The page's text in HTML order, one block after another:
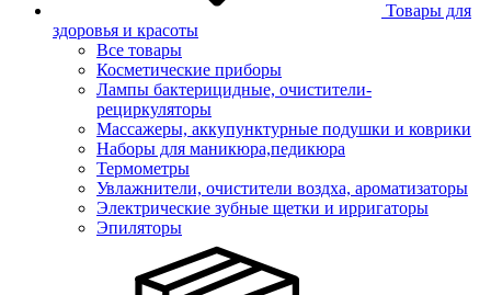
Товары для
здоровья и красоты
Все товары
Косметические приборы
Лампы бактерицидные, очистители-
рециркуляторы
Массажеры, аккупунктурные подушки и коврики
Наборы для маникюра,педикюра
Термометры
Увлажнители, очистители воздха, ароматизаторы
Электрические зубные щетки и ирригаторы
Эпиляторы